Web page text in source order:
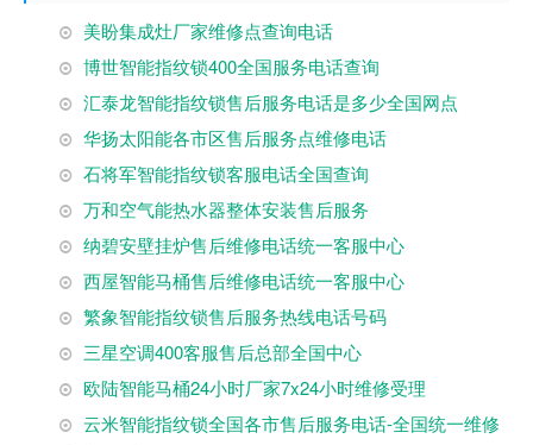
美盼集成灶厂家维修点查询电话
博世智能指纹锁400全国服务电话查询
汇泰龙智能指纹锁售后服务电话是多少全国网点
华扬太阳能各市区售后服务点维修电话
石将军智能指纹锁客服电话全国查询
万和空气能热水器整体安装售后服务
纳碧安壁挂炉售后维修电话统一客服中心
西屋智能马桶售后维修电话统一客服中心
繁象智能指纹锁售后服务热线电话号码
三星空调400客服售后总部全国中心
欧陆智能马桶24小时厂家7x24小时维修受理
云米智能指纹锁全国各市售后服务电话-全国统一维修